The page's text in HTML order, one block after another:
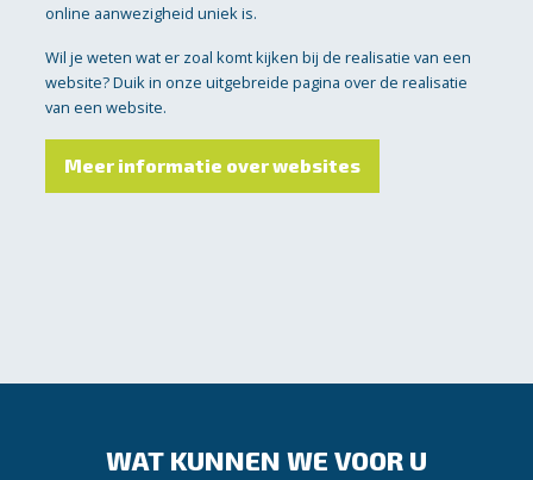
online aanwezigheid uniek is.
Wil je weten wat er zoal komt kijken bij de realisatie van een
website? Duik in onze uitgebreide pagina over de realisatie
van een website.
Meer informatie over websites
WAT KUNNEN WE VOOR U